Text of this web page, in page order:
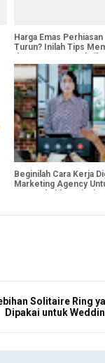
Harga Emas
Turun? Inilah Tips
dengan Harga Terbaik!
Beginilah Cara Kerja
Marketing Agency
Menumbuhkan Bisnis
Solitaire Ring
Dipakai untuk